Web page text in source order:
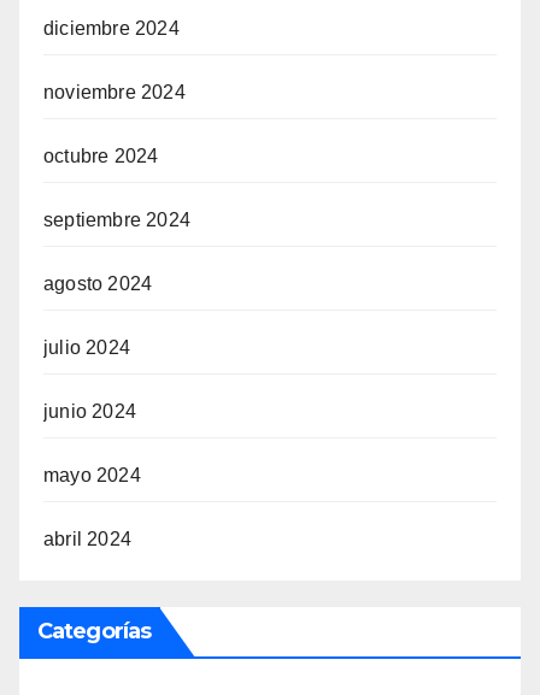
diciembre 2024
noviembre 2024
octubre 2024
septiembre 2024
agosto 2024
julio 2024
junio 2024
mayo 2024
abril 2024
Categorías